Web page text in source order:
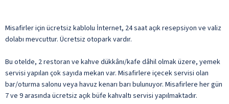
Misafirler için ücretsiz kablolu İnternet, 24 saat açık resepsiyon ve valiz
dolabı mevcuttur. Ücretsiz otopark vardır.
Bu otelde, 2 restoran ve kahve dükkânı/kafe dâhil olmak üzere, yemek
servisi yapılan çok sayıda mekan var. Misafirlere içecek servisi olan
bar/oturma salonu veya havuz kenarı barı bulunuyor. Misafirlere her gün
7 ve 9 arasında ücretsiz açık büfe kahvaltı servisi yapılmaktadır.